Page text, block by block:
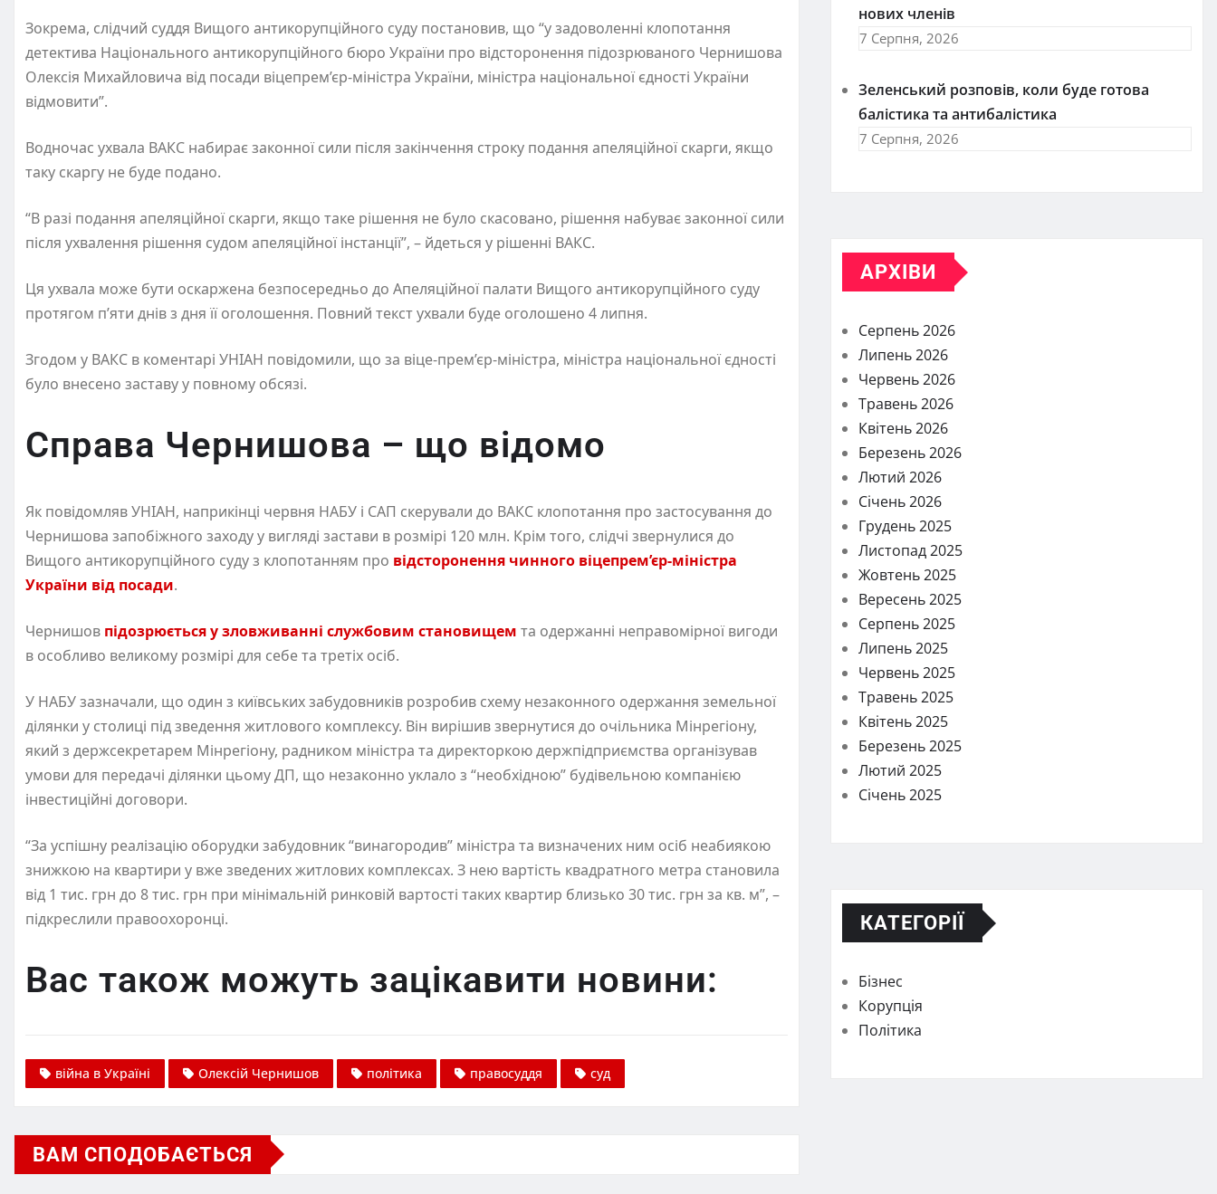
Зокрема, слідчий суддя Вищого антикорупційного суду постановив, що “у задоволенні клопотання
детектива Національного антикорупційного бюро України про відсторонення підозрюваного Чернишова
Олексія Михайловича від посади віцепрем’єр-міністра України, міністра національної єдності України
відмовити”.
Водночас ухвала ВАКС набирає законної сили після закінчення строку подання апеляційної скарги, якщо
таку скаргу не буде подано.
“В разі подання апеляційної скарги, якщо таке рішення не було скасовано, рішення набуває законної сили
після ухвалення рішення судом апеляційної інстанції”, – йдеться у рішенні ВАКС.
Ця ухвала може бути оскаржена безпосередньо до Апеляційної палати Вищого антикорупційного суду
протягом п’яти днів з дня її оголошення. Повний текст ухвали буде оголошено 4 липня.
Згодом у ВАКС в коментарі УНІАН повідомили, що за віце-прем’єр-міністра, міністра національної єдності
було внесено заставу у повному обсязі.
Справа Чернишова – що відомо
Як повідомляв УНІАН, наприкінці червня НАБУ і САП скерували до ВАКС клопотання про застосування до
Чернишова запобіжного заходу у вигляді застави в розмірі 120 млн. Крім того, слідчі звернулися до
Вищого антикорупційного суду з клопотанням про відсторонення чинного віцепрем’єр-міністра
України від посади.
Чернишов підозрюється у зловживанні службовим становищем та одержанні неправомірної вигоди
в особливо великому розмірі для себе та третіх осіб.
У НАБУ зазначали, що один з київських забудовників розробив схему незаконного одержання земельної
ділянки у столиці під зведення житлового комплексу. Він вирішив звернутися до очільника Мінрегіону,
який з держсекретарем Мінрегіону, радником міністра та директоркою держпідприємства організував
умови для передачі ділянки цьому ДП, що незаконно уклало з “необхідною” будівельною компанією
інвестиційні договори.
“За успішну реалізацію оборудки забудовник “винагородив” міністра та визначених ним осіб неабиякою
знижкою на квартири у вже зведених житлових комплексах. З нею вартість квадратного метра становила
від 1 тис. грн до 8 тис. грн при мінімальній ринковій вартості таких квартир близько 30 тис. грн за кв. м”, –
підкреслили правоохоронці.
Вас також можуть зацікавити новини:
війна в Україні Олексій Чернишов політика правосуддя суд
ВАМ СПОДОБАЄТЬСЯ
нових членів
7 Серпня, 2026
Зеленський розповів, коли буде готова
балістика та антибалістика
7 Серпня, 2026
АРХІВИ
Серпень 2026
Липень 2026
Червень 2026
Травень 2026
Квітень 2026
Березень 2026
Лютий 2026
Січень 2026
Грудень 2025
Листопад 2025
Жовтень 2025
Вересень 2025
Серпень 2025
Липень 2025
Червень 2025
Травень 2025
Квітень 2025
Березень 2025
Лютий 2025
Січень 2025
КАТЕГОРІЇ
Бізнес
Корупція
Політика